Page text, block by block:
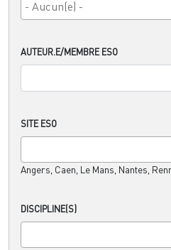
AUTEUR.E/MEMBRE ESO
SITE ESO
Angers, Caen, Le Mans, Nantes,
DISCIPLINE(S)